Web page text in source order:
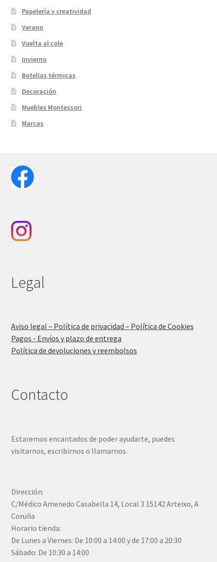
Papelería y creatividad
Verano
Vuelta al cole
Invierno
Botellas térmicas
Decoración
Muebles Montessori
Marcas
Legal
Aviso legal – Política de privacidad – Política de Cookies
Pagos - Envíos y plazo de entrega
Política de devoluciones y reembolsos
Contacto
Estaremos encantados de poder ayudarte, puedes
visitarnos, escribirnos o llamarnos.
Dirección:
C/Médico Amenedo Casabella 14, Local 3 15142 Arteixo, A
Coruña
Horario tienda:
De Lunes a Viernes: De 10:00 a 14:00 y de 17:00 a 20:30
Sábado: De 10:30 a 14:00